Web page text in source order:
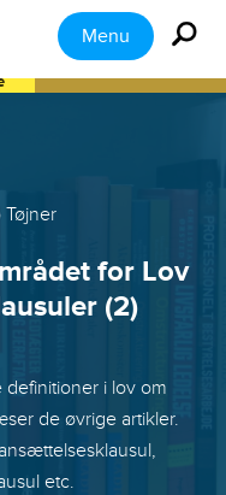
Menu
for Lov
(2)
i lov om
de øvrige artikler.
etc.